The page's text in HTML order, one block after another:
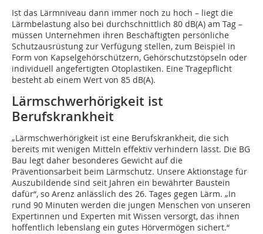
Ist das Lärmniveau dann immer noch zu hoch – liegt die
Lärmbelastung also bei durchschnittlich 80 dB(A) am Tag –
müssen Unternehmen ihren Beschäftigten persönliche
Schutzausrüstung zur Verfügung stellen, zum Beispiel in
Form von Kapselgehörschützern, Gehörschutzstöpseln oder
individuell angefertigten Otoplastiken. Eine Tragepflicht
besteht ab einem Wert von 85 dB(A).
Lärmschwerhörigkeit ist
Berufskrankheit
„Lärmschwerhörigkeit ist eine Berufskrankheit, die sich
bereits mit wenigen Mitteln effektiv verhindern lässt. Die BG
Bau legt daher besonderes Gewicht auf die
Präventionsarbeit beim Lärmschutz. Unsere Aktionstage für
Auszubildende sind seit Jahren ein bewährter Baustein
dafür“, so Arenz anlässlich des 26. Tages gegen Lärm. „In
rund 90 Minuten werden die jungen Menschen von unseren
Expertinnen und Experten mit Wissen versorgt, das ihnen
hoffentlich lebenslang ein gutes Hörvermögen sichert.“